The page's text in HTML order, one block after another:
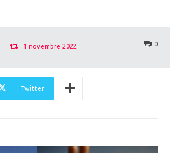
1 novembre 2022 0
Twitter